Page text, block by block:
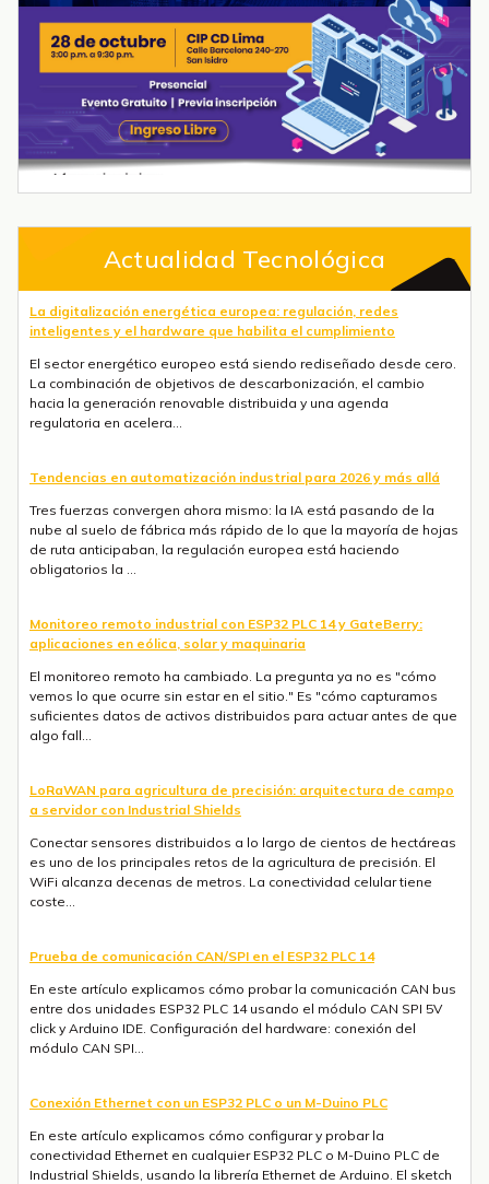
Actualidad Tecnológica
La digitalización energética europea: regulación, redes
inteligentes y el hardware que habilita el cumplimiento
El sector energético europeo está siendo rediseñado desde cero.
La combinación de objetivos de descarbonización, el cambio
hacia la generación renovable distribuida y una agenda
regulatoria en acelera...
Tendencias en automatización industrial para 2026 y más allá
Tres fuerzas convergen ahora mismo: la IA está pasando de la
nube al suelo de fábrica más rápido de lo que la mayoría de hojas
de ruta anticipaban, la regulación europea está haciendo
obligatorios la ...
Monitoreo remoto industrial con ESP32 PLC 14 y GateBerry:
aplicaciones en eólica, solar y maquinaria
El monitoreo remoto ha cambiado. La pregunta ya no es "cómo
vemos lo que ocurre sin estar en el sitio." Es "cómo capturamos
suficientes datos de activos distribuidos para actuar antes de que
algo fall...
LoRaWAN para agricultura de precisión: arquitectura de campo
a servidor con Industrial Shields
Conectar sensores distribuidos a lo largo de cientos de hectáreas
es uno de los principales retos de la agricultura de precisión. El
WiFi alcanza decenas de metros. La conectividad celular tiene
coste...
Prueba de comunicación CAN/SPI en el ESP32 PLC 14
En este artículo explicamos cómo probar la comunicación CAN bus
entre dos unidades ESP32 PLC 14 usando el módulo CAN SPI 5V
click y Arduino IDE. Configuración del hardware: conexión del
módulo CAN SPI...
Conexión Ethernet con un ESP32 PLC o un M-Duino PLC
En este artículo explicamos cómo configurar y probar la
conectividad Ethernet en cualquier ESP32 PLC o M-Duino PLC de
Industrial Shields, usando la librería Ethernet de Arduino. El sketch